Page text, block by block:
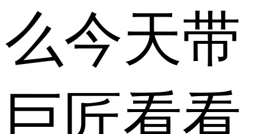
么今天带
巨匠看看